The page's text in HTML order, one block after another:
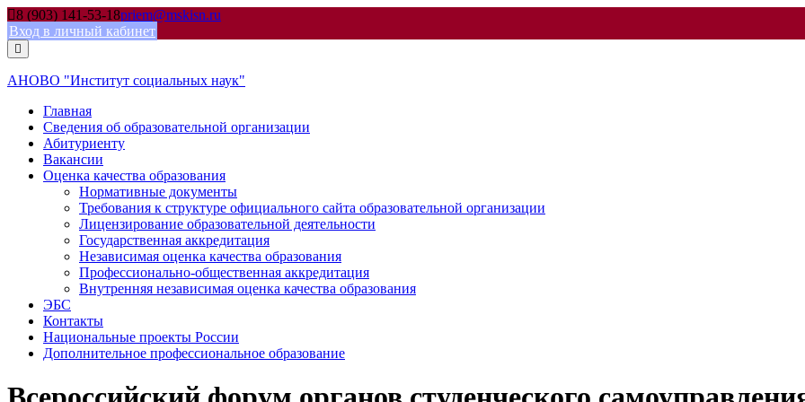
Skip
to
content
8 (903) 141-53-18priem@mskisn.ru
Вход в личный кабинет
АНОВО "Институт социальных наук"
Главная
Сведения об образовательной организации
Абитуриенту
Вакансии
Оценка качества образования
Нормативные документы
Требования к структуре официального сайта образовательной организации
Лицензирование образовательной деятельности
Государственная аккредитация
Независимая оценка качества образования
Профессионально-общественная аккредитация
Внутренняя независимая оценка качества образования
ЭБС
Контакты
Национальные проекты России
Дополнительное профессиональное образование